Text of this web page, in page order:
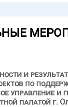
и
по
управление
палатой г.